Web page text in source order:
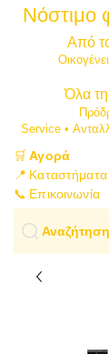
Νόστιμο
Από
​Όλα
​Service •
🛒Αγορά
📍 Καταστήματα
📞 Επικοινωνία